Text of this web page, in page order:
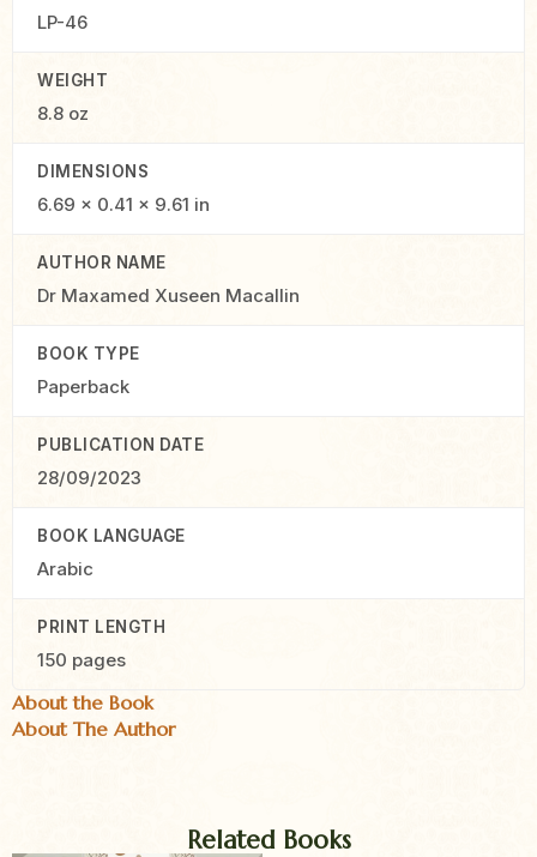
About the Book
About The Author
LP-46
WEIGHT
8.8 oz
DIMENSIONS
6.69 × 0.41 × 9.61 in
AUTHOR NAME
Dr Maxamed Xuseen Macallin
BOOK TYPE
Paperback
PUBLICATION DATE
28/09/2023
BOOK LANGUAGE
Arabic
PRINT LENGTH
150 pages
Related Books